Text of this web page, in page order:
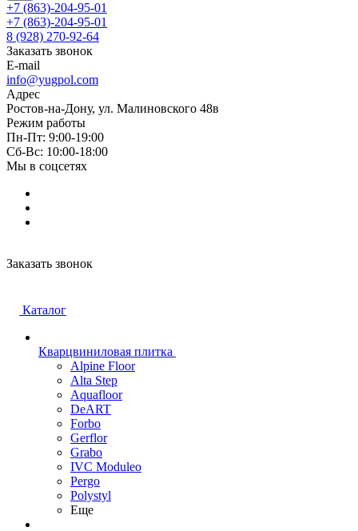
+7 (863)-204-95-01
+7 (863)-204-95-01
8 (928) 270-92-64
Заказать звонок
E-mail
info@yugpol.com
Адрес
Ростов-на-Дону, ул. Малиновского 48в
Режим работы
Пн-Пт: 9:00-19:00
Cб-Вс: 10:00-18:00
Мы в соцсетях
Заказать звонок
Каталог
Кварцвиниловая плитка
Alpine Floor
Alta Step
Aquafloor
DeART
Forbo
Gerflor
Grabo
IVC Moduleo
Pergo
Polystyl
Еще